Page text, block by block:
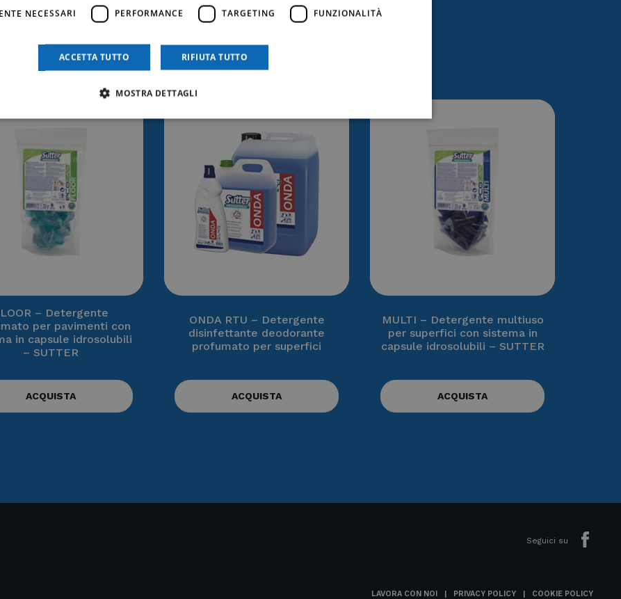
anche interessare
– Detergente
per pavimenti con
in capsule idrosolubili
– SUTTER
ACQUISTA
ONDA RTU – Detergente
disinfettante deodorante
profumato per superfici
ACQUISTA
MULTI – Detergente multiuso
per superfici con sistema in
capsule idrosolubili – SUTTER
ACQUISTA
Seguici su
LAVORA CON NOI PRIVACY POLICY COOKIE POLICY
NECESSARI PERFORMANCE TARGETING FUNZIONALITÀ
ACCETTA TUTTO RIFIUTA TUTTO
MOSTRA DETTAGLI